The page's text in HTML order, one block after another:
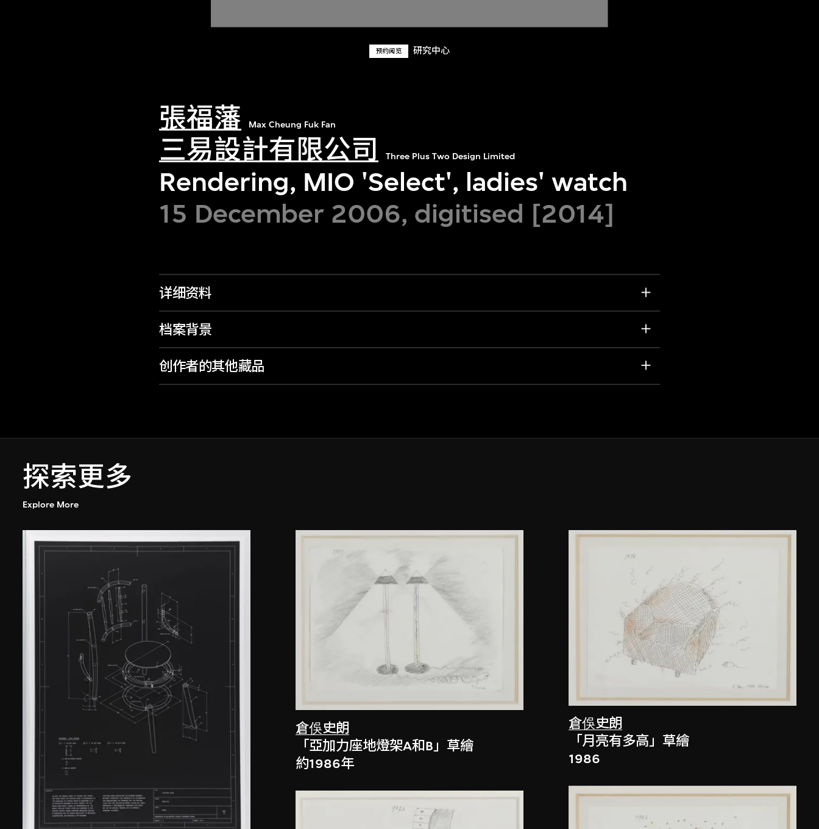
预约阅览 研究中心
張福藩 Max Cheung Fuk Fan
三易設計有限公司 Three Plus Two Design Limited
Rendering, MIO 'Select', ladies' watch
15 December 2006, digitised [2014]
详细资料
档案背景
创作者的其他藏品
探索更多
Explore More
倉俁史朗
「亞加力座地燈架A和B」草繪
約1986年
倉俁史朗
「月亮有多高」草繪
1986